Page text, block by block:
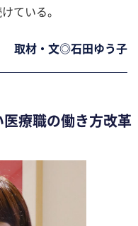
ている。
取材・文◎石田ゆう子
療職の働き方改革